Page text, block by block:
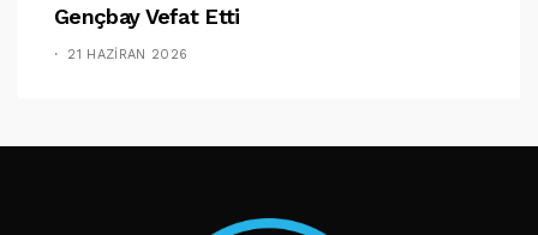
Gençbay Vefat Etti
21 HAZIRAN 2026
TAKIP ET